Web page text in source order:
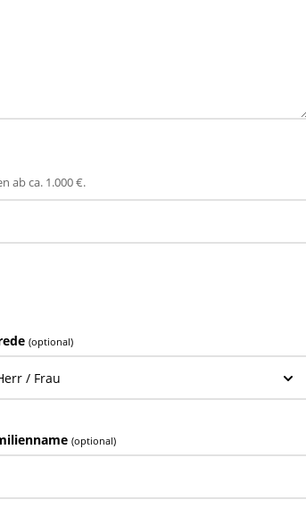
ab ca. 1.000 €.
(optional)
(optional)